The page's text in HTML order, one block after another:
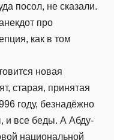
посол, не сказали.
про
как в том
новая
старая, принятая
году, безнадёжно
и все беды. А Абду-
национальной